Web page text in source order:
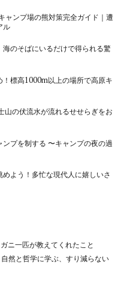
ャンプ場の熊対策完全ガイド｜遭
ル
のそばにいるだけで得られる驚
！標高1000m以上の場所で高原キ
山の伏流水が流れるせせらぎをお
プを制する 〜キャンプの夜の過
よう！多忙な現代人に嬉しいさ
ニ一匹が教えてくれたこと
然と哲学に学ぶ、すり減らない